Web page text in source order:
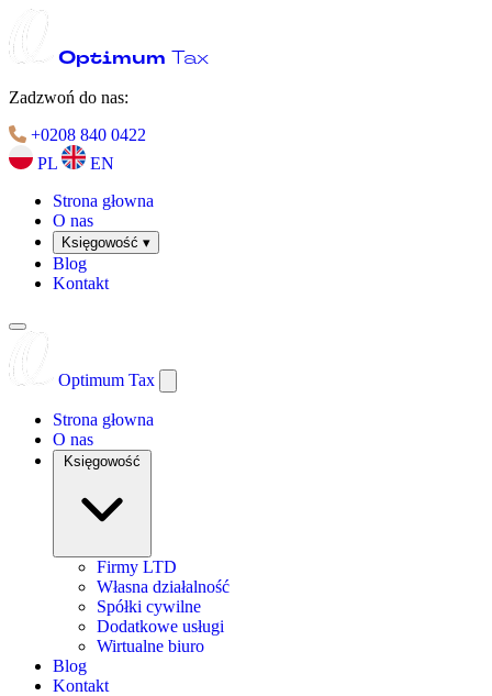
Optimum Tax
Zadzwoń do nas:
+0208 840 0422
PL
EN
Strona głowna
O nas
Księgowość ▾
Blog
Kontakt
Optimum Tax
Strona głowna
O nas
Księgowość
Firmy LTD
Własna działalność
Spółki cywilne
Dodatkowe usługi
Wirtualne biuro
Blog
Kontakt